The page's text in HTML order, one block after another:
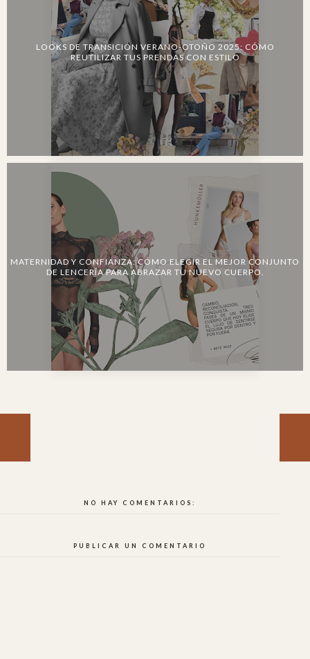
LOOKS DE TRANSICIÓN VERANO-OTOÑO 2025: CÓMO
REUTILIZAR TUS PRENDAS CON ESTILO
MATERNIDAD Y CONFIANZA: CÓMO ELEGIR EL MEJOR CONJUNTO
DE LENCERÍA PARA ABRAZAR TU NUEVO CUERPO.
NO HAY COMENTARIOS:
PUBLICAR UN COMENTARIO